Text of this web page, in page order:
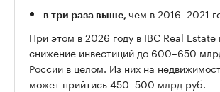
в три раза выше, чем в 2016–2021
При этом в 2026 году в IBC Real Estate
снижение инвестиций до 600–650
России в целом. Из них на
может прийтись 450–500 млрд руб.